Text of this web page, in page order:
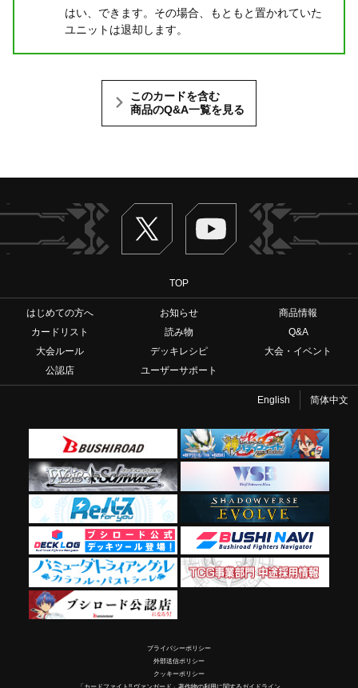
はい、できます。その場合、もともと置かれていた
ユニットは退却します。
このカードを含む
商品のQ&A一覧を見る
Twitter ヴァンガードch
TOP
はじめての方へ お知らせ
商品情報
カードリスト
読み物
Q&A
大会ルール
デッキレシピ
大会・イベント
公認店
ユーザーサポート
English 简体中文
プライバシーポリシー
外部送信ポリシー
クッキーポリシー